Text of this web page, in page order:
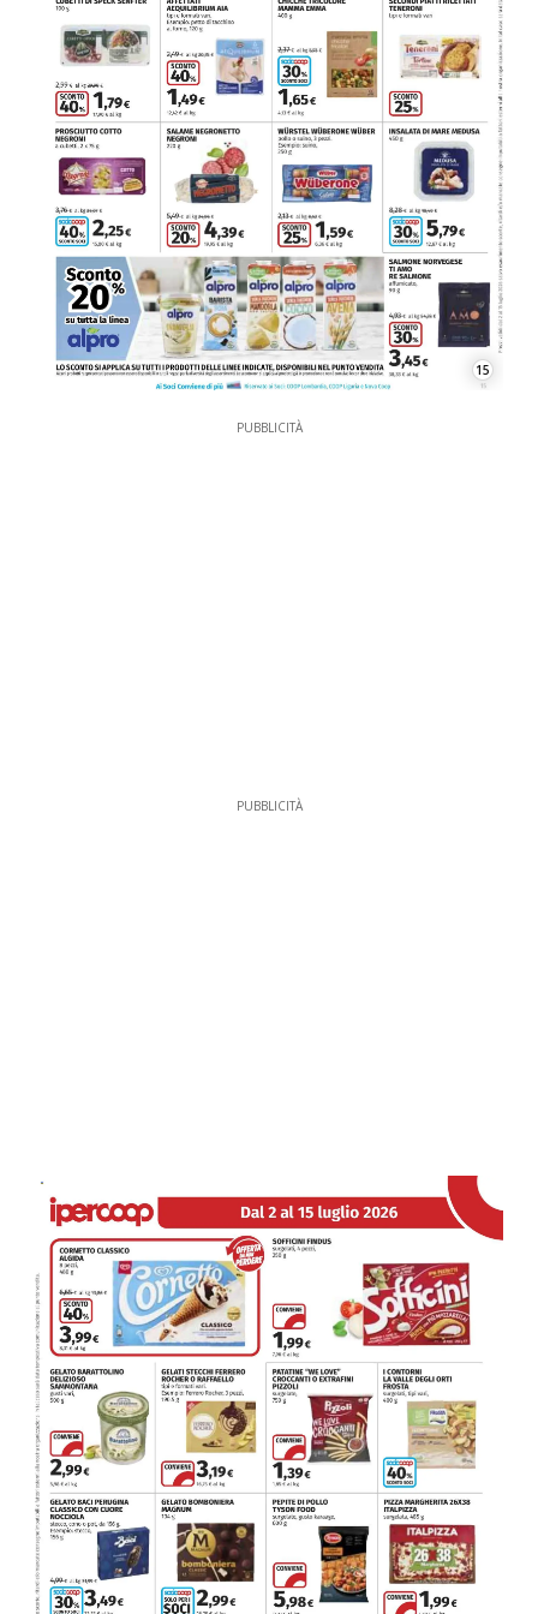
15
PUBBLICITÀ
PUBBLICITÀ